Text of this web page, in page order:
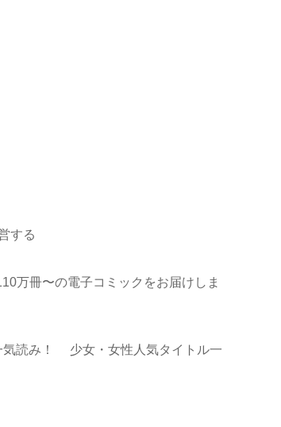
する
万冊〜の電子コミックをお届けしま
読み！ 少女・女性人気タイトル一